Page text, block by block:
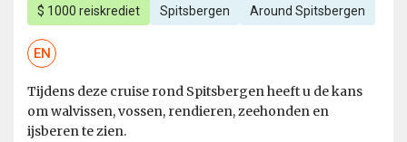
$ 1000 reiskrediet Spitsbergen Around Spitsbergen
EN
Tijdens deze cruise rond Spitsbergen heeft u de kans
om walvissen, vossen, rendieren, zeehonden en
ijsberen te zien.